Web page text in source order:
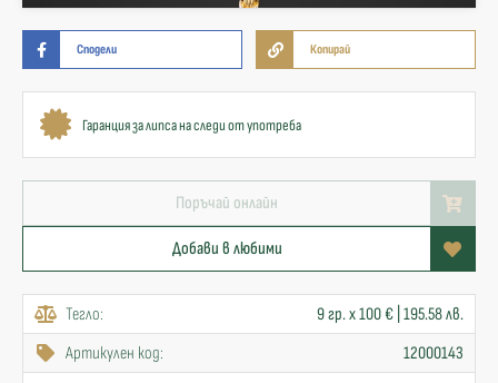
Сподели Копирай
Гаранция за липса на следи от употреба
Поръчай онлайн
Добави в любими
Тегло:
9 гр. x 100 € | 195.58 лв.
Артикулен код:
12000143